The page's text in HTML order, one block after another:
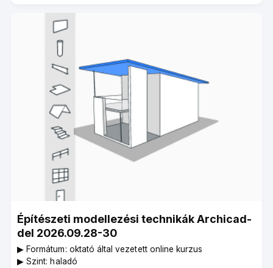
Építészeti modellezési technikák Archicad-
del 2026.09.28-30
▶︎ Formátum: oktató által vezetett online kurzus
▶︎ Szint: haladó